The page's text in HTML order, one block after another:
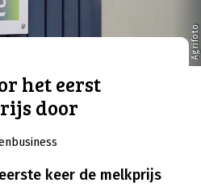
Agrifoto
het eerst
door
keer de melkprijs